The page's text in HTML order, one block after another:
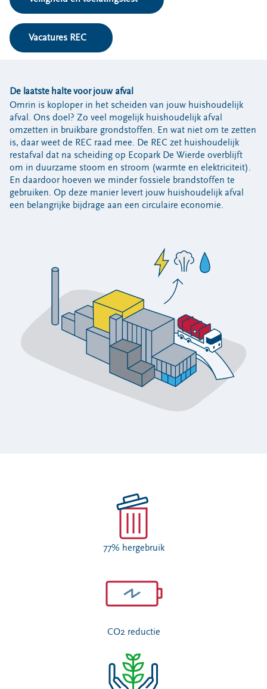
Bouwcontainer huren
Ons verhaal
Nieuws
Over Omrin
Hier werken we aan
Ecopark De Wierde
Reststoffen Energie Centrale
Projecten
Contact
Storing, klacht of vraag
Voor gemeenten
Voor leveranciers en bezoekers
Vacatures REC
De laatste halte voor jouw afval
Omrin is koploper in het scheiden van jouw huishoudelijk
afval. Ons doel? Zo veel mogelijk huishoudelijk afval
omzetten in bruikbare grondstoffen. En wat niet om te zetten
is, daar weet de REC raad mee. De REC zet huishoudelijk
restafval dat na scheiding op Ecopark De Wierde overblijft
om in duurzame stoom en stroom (warmte en elektriciteit).
En daardoor hoeven we minder fossiele brandstoffen te
gebruiken. Op deze manier levert jouw huishoudelijk afval
een belangrijke bijdrage aan een circulaire economie.
77% hergebruik
CO2 reductie